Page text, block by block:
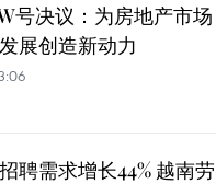
号决议：为房地产市场
展创造新动力
聘需求增长44% 越南劳